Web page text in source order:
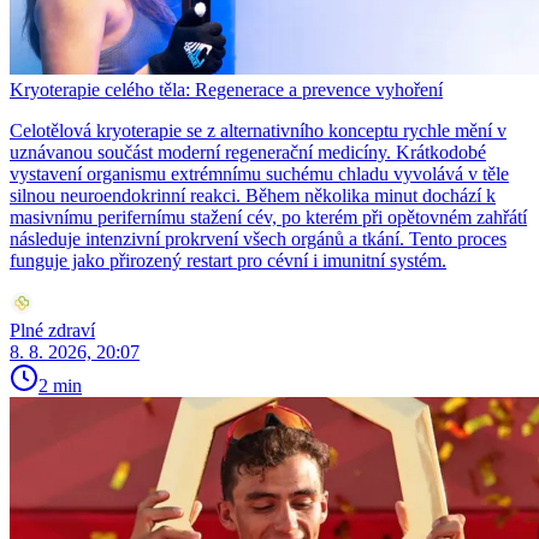
Kryoterapie celého těla: Regenerace a prevence vyhoření
Celotělová kryoterapie se z alternativního konceptu rychle mění v
uznávanou součást moderní regenerační medicíny. Krátkodobé
vystavení organismu extrémnímu suchému chladu vyvolává v těle
silnou neuroendokrinní reakci. Během několika minut dochází k
masivnímu perifernímu stažení cév, po kterém při opětovném zahřátí
následuje intenzivní prokrvení všech orgánů a tkání. Tento proces
funguje jako přirozený restart pro cévní i imunitní systém.
Plné zdraví
8. 8. 2026, 20:07
2 min